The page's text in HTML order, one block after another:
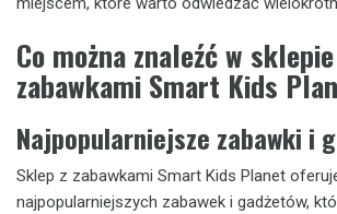
Co można znaleźć w
zabawkami Smart Kids
Najpopularniejsze zabawki i
Sklep z zabawkami Smart Kids Planet
najpopularniejszych zabawek i gadżetów,